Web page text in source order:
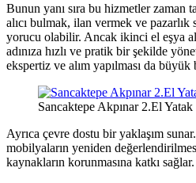
Bunun yanı sıra bu hizmetler zaman
alıcı bulmak, ilan vermek ve
yorucu olabilir. Ancak ikinci el eşya
adınıza hızlı ve pratik bir şekilde
ekspertiz ve alım yapılması da büyük
Sancaktepe Akpınar 2.El Yatak
Ayrıca çevre dostu bir yaklaşım
mobilyaların yeniden
kaynakların korunmasına katkı sağlar.